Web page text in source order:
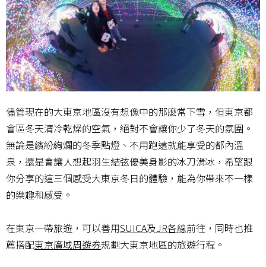
儘管現在的大東京地區沒有想像中的那麼常下雪，但東京都
會區冬天清冷乾燥的空氣，絕對不會讓你少了冬天的氛圍。
無論是繽紛絢爛的冬季點燈、不用跑遠就能享受的都內溫
泉，還是會讓人想起羽生結弦優美身影的冰刀滑冰，希望跟
你分享的這三個感受大東京冬日的體驗，能為你帶來不一樣
的樂趣和感受。
在東京一帶旅遊，可以善用SUICA及JR各線前往，同時也推
薦搭配東京廣域周遊券規劃大東京地區的旅遊行程。